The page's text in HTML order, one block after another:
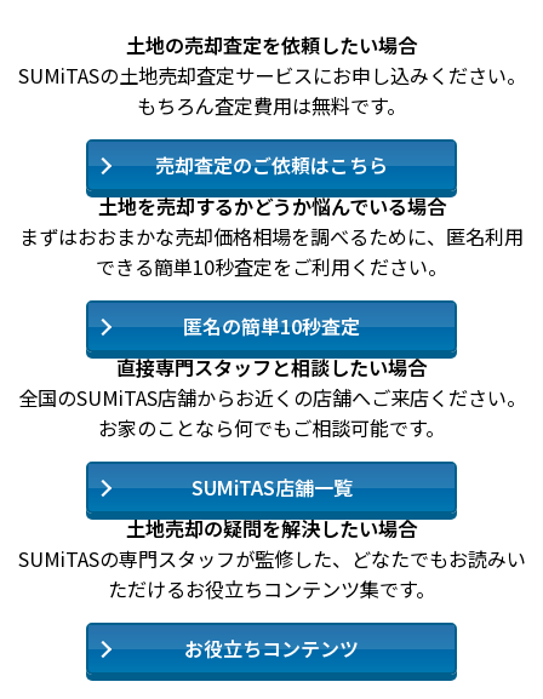
土地の売却査定を依頼したい場合
SUMiTASの土地売却査定サービスにお申し込みください。
もちろん査定費用は無料です。
売却査定のご依頼はこちら
土地を売却するかどうか悩んでいる場合
まずはおおまかな売却価格相場を調べるために、匿名利用
できる簡単10秒査定をご利用ください。
匿名の簡単10秒査定
直接専門スタッフと相談したい場合
全国のSUMiTAS店舗からお近くの店舗へご来店ください。
お家のことなら何でもご相談可能です。
SUMiTAS店舗一覧
土地売却の疑問を解決したい場合
SUMiTASの専門スタッフが監修した、どなたでもお読みい
ただけるお役立ちコンテンツ集です。
お役立ちコンテンツ